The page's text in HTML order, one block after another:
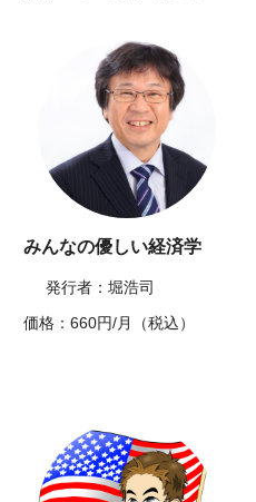
みんなの優しい経済学
発行者：堀浩司
価格：660円/月（税込）